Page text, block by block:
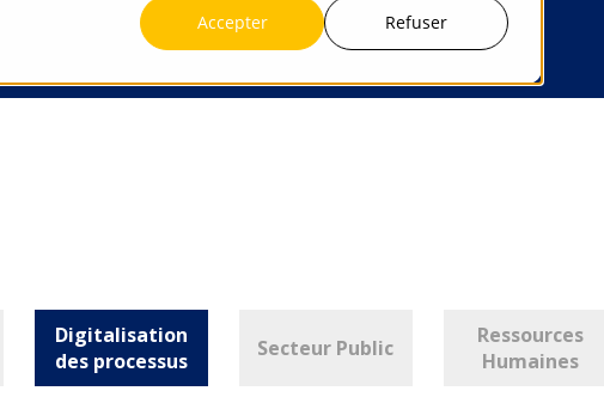
Accepter
Refuser
Digitalisation
des processus
Secteur Public
Ressources
Humaines